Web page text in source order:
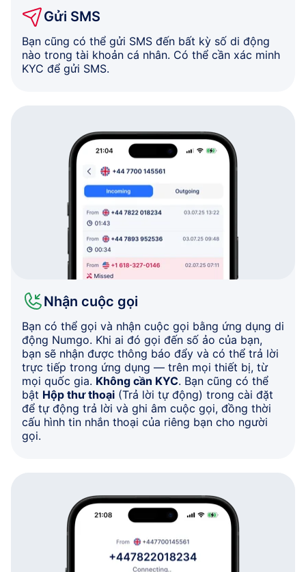
Gửi SMS
Bạn cũng có thể gửi SMS đến bất kỳ số di động
nào trong tài khoản cá nhân. Có thể cần xác minh
KYC để gửi SMS.
Nhận cuộc gọi
Bạn có thể gọi và nhận cuộc gọi bằng ứng dụng di
động Numgo. Khi ai đó gọi đến số ảo của bạn,
bạn sẽ nhận được thông báo đẩy và có thể trả lời
trực tiếp trong ứng dụng — trên mọi thiết bị, từ
mọi quốc gia. Không cần KYC. Bạn cũng có thể
bật Hộp thư thoại (Trả lời tự động) trong cài đặt
để tự động trả lời và ghi âm cuộc gọi, đồng thời
cấu hình tin nhắn thoại của riêng bạn cho người
gọi.